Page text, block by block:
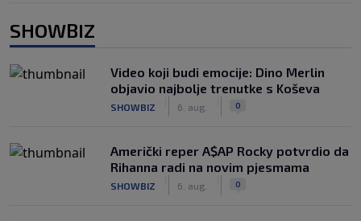
SHOWBIZ
Video koji budi emocije: Dino Merlin
objavio najbolje trenutke s Koševa
SHOWBIZ 6. aug. 0
Američki reper A$AP Rocky potvrdio da
Rihanna radi na novim pjesmama
SHOWBIZ 6. aug. 0